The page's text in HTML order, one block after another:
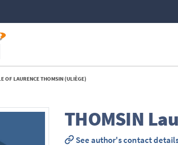
OF LAURENCE THOMSIN (ULIÈGE)
THOMSIN
See author's contact